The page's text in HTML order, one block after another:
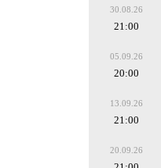
30.08.26
21:00
05.09.26
20:00
13.09.26
21:00
20.09.26